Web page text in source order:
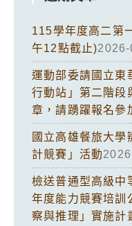
115學年度高二第
午12點截止)
運動部委請國立東
行動站」第二階段
章，請踴躍報名參
國立高雄餐旅大學
計競賽」活動
檢送普通型高級中
年度能力競賽培訓
察與推理」實施計